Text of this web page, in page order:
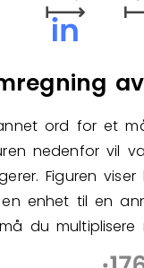
ord for et
nedenfor vil
Figuren
enhet til en
du multiplisere